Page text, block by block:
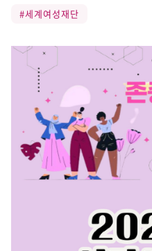
#세계여성재단